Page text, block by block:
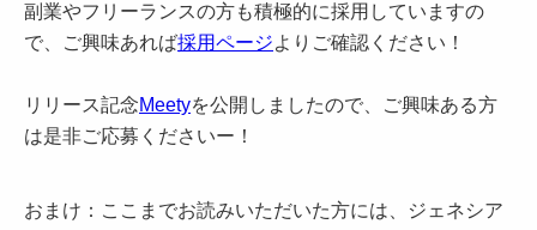
副業やフリーランスの方も積極的に採用していますの
で、ご興味あれば採用ページよりご確認ください！
リリース記念Meetyを公開しましたので、ご興味ある方
は是非ご応募くださいー！
おまけ：ここまでお読みいただいた方には、ジェネシア